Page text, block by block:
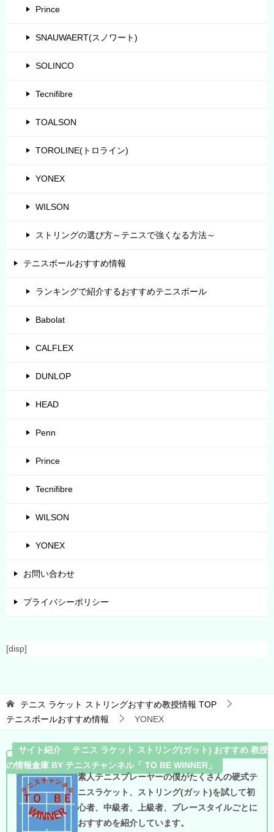
Prince
SNAUWAERT(スノワート)
SOLINCO
Tecnifibre
TOALSON
TOROLINE(トロライン)
YONEX
WILSON
ストリングの選び方～テニスで強くなる方法～
テニスボールおすすめ情報
ランキングで紹介するおすすめテニスボール
Babolat
CALFLEX
DUNLOP
HEAD
Penn
Prince
Tecnifibre
WILSON
YONEX
お問い合わせ
プライバシーポリシー
[disp]
テニス ラケット ストリングおすすめ教授情報 TOP
テニスボールおすすめ情報
YONEX
サイト紹介 テニス ラケット ストリング(ガット) おすすめ 教授
の情報倉庫 BY テニスチャンネル「 TO BE WINNER」
素人テニスプレーヤーの僕がたくさんの硬式テ
ニスラケット、ストリング(ガット)を試して初
心者、中級者、上級者、プレースタイルごとに
おすすめを紹介しています。